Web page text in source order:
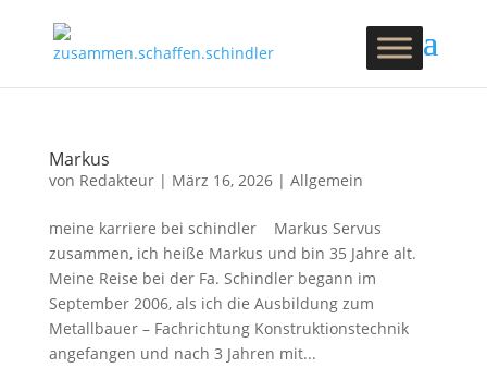
Markus
von Redakteur| März 16, 2026| Allgemein
meine karriere bei schindler Markus Servus
zusammen, ich heiße Markus und bin 35 Jahre alt.
Meine Reise bei der Fa. Schindler begann im
September 2006, als ich die Ausbildung zum
Metallbauer – Fachrichtung Konstruktionstechnik
angefangen und nach 3 Jahren mit...